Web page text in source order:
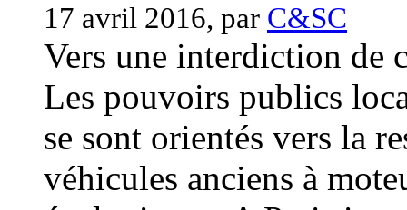
17 avril 2016, par C&SC
Vers une interdiction de
Les pouvoirs publics
se sont orientés vers la
véhicules anciens à